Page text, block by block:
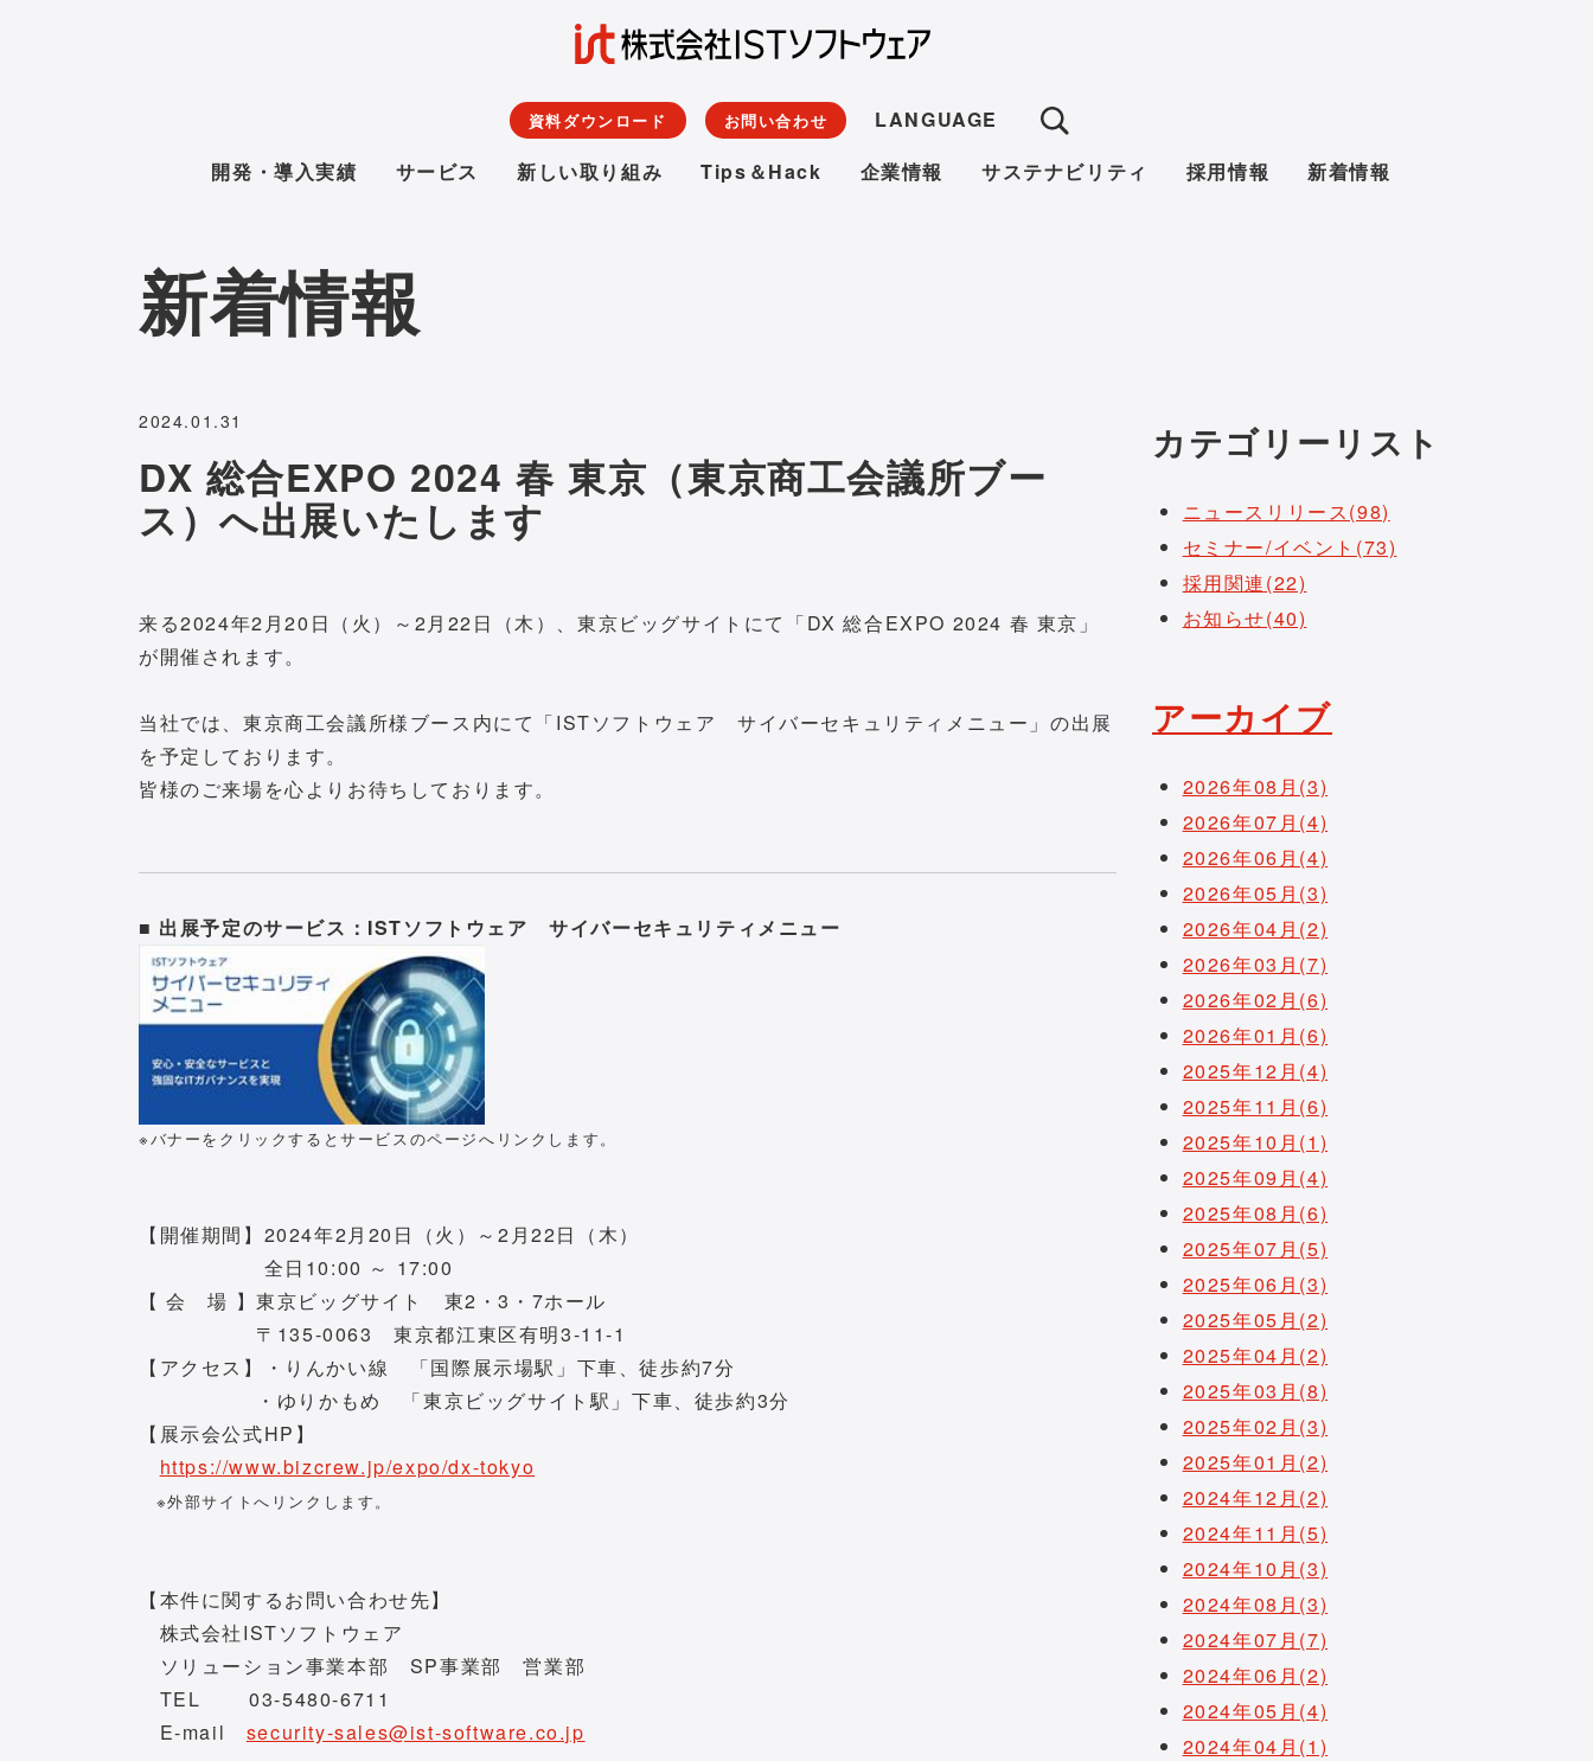
資料ダウンロード お問い合わせ
LANGUAGE
開発・導入実績
サービス 新しい取り組み Tips＆Hack 企業情報 サステナビリティ 採用情報 新着情報
新着情報
2024.01.31
DX 総合EXPO 2024 春 東京（東京商工会議所ブー
ス）へ出展いたします
来る2024年2月20日（火）～2月22日（木）、東京ビッグサイトにて「DX 総合EXPO 2024 春 東京」
が開催されます。
当社では、東京商工会議所様ブース内にて「ISTソフトウェア サイバーセキュリティメニュー」の出展
を予定しております。
皆様のご来場を心よりお待ちしております。
■ 出展予定のサービス：ISTソフトウェア サイバーセキュリティメニュー
※バナーをクリックするとサービスのページへリンクします。
【開催期間】2024年2月20日（火）～2月22日（木）
全日10:00 ～ 17:00
【 会 場 】東京ビッグサイト 東2・3・7ホール
〒135-0063 東京都江東区有明3-11-1
【アクセス】・りんかい線 「国際展示場駅」下車、徒歩約7分
・ゆりかもめ 「東京ビッグサイト駅」下車、徒歩約3分
【展示会公式HP】
https://www.bizcrew.jp/expo/dx-tokyo
※外部サイトへリンクします。
【本件に関するお問い合わせ先】
株式会社ISTソフトウェア
ソリューション事業本部 SP事業部 営業部
TEL 03-5480-6711
E-mail security-sales@ist-software.co.jp
カテゴリーリスト
ニュースリリース(98)
セミナー/イベント(73)
採用関連(22)
お知らせ(40)
アーカイブ
2026年08月(3)
2026年07月(4)
2026年06月(4)
2026年05月(3)
2026年04月(2)
2026年03月(7)
2026年02月(6)
2026年01月(6)
2025年12月(4)
2025年11月(6)
2025年10月(1)
2025年09月(4)
2025年08月(6)
2025年07月(5)
2025年06月(3)
2025年05月(2)
2025年04月(2)
2025年03月(8)
2025年02月(3)
2025年01月(2)
2024年12月(2)
2024年11月(5)
2024年10月(3)
2024年08月(3)
2024年07月(7)
2024年06月(2)
2024年05月(4)
2024年04月(1)